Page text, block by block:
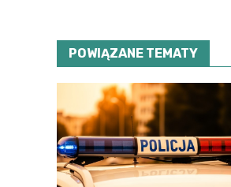
POWIĄZANE TEMATY